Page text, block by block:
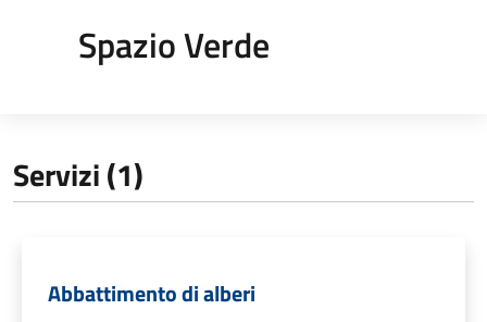
Spazio Verde
Servizi (1)
Abbattimento di alberi